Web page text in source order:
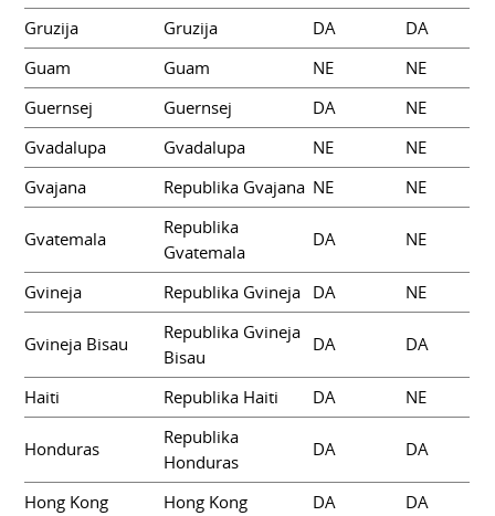
Gruzija Gruzija DA
DA
Guam
Guam NE
NE
Guernsej
Guernsej DA
NE
Gvadalupa
Gvadalupa NE
NE
Gvajana
Republika Gvajana NE NE
Gvatemala
Republika
Gvatemala
DA NE
Gvineja Republika Gvineja DA NE
Gvineja Bisau
Republika Gvineja
Bisau
DA DA
Haiti Republika Haiti DA NE
Honduras
Republika
Honduras
DA DA
Hong Kong Hong Kong DA
DA